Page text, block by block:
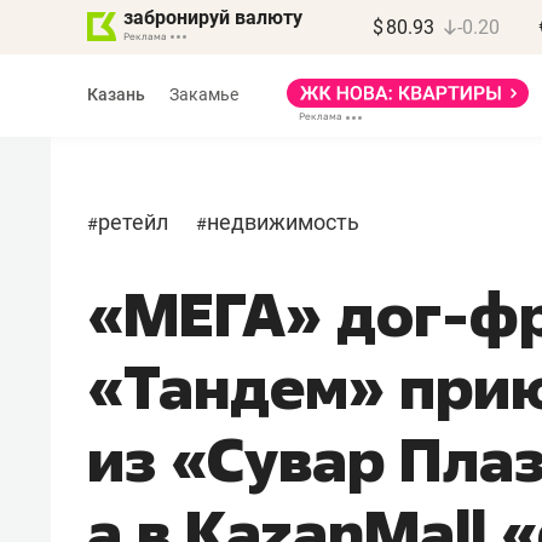
забронируй валюту $ 80.93 -0.20
Казань Закамье
#ретейл #недвижимость
«МЕГА» дог-
«Тандем»
из «Сувар
Василь Мазитов
МАРТ
«Не зная местных
правил, бизнес может
потерять минимум
полгода»